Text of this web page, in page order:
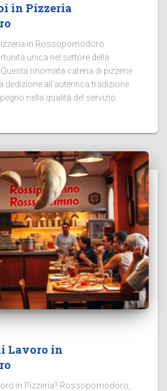
in Pizzeria
in Rossopomodoro
unica nel settore della
rinomata catena di pizzerie
dedizione all’autentica tradizione
nella qualità del servizio.
Lavoro in
in Pizzeria? Rossopomodoro,